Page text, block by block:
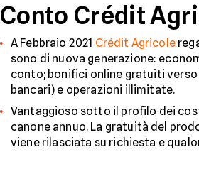
Conto Crédit
A Febbraio 2021 Crédit Agricole
sono di nuova generazione:
conto; bonifici online gratuiti
bancari) e operazioni illimitate.
Vantaggioso sotto il profilo dei
canone annuo. La gratuità del
viene rilasciata su richiesta e